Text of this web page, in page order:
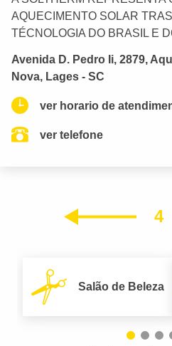
AQUECIMENTO SOLAR
TÉCNOLOGIA DO BRASIL E
Avenida D. Pedro Ii, 2879,
Nova, Lages - SC
ver horario de
ver telefone
4
Salão de Beleza